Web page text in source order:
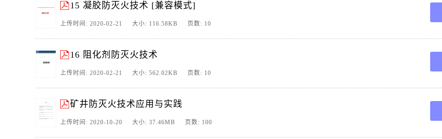
15 凝胶防灭火技术 [兼容模式]
上传时间: 2020-02-21 大小: 116.58KB 页数: 10
16 阻化剂防灭火技术
上传时间: 2020-02-21 大小: 562.02KB 页数: 10
矿井防灭火技术应用与实践
上传时间: 2020-10-20 大小: 37.46MB 页数: 100